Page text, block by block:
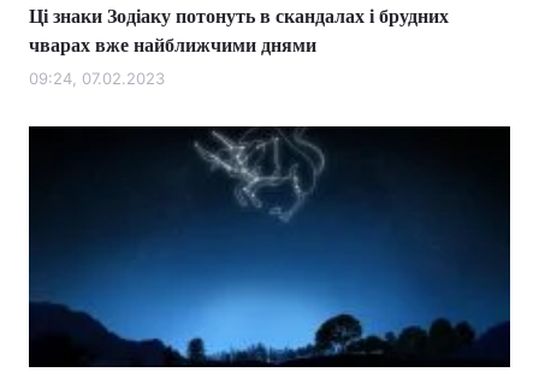
Ці знаки Зодіаку потонуть в скандалах і брудних
чварах вже найближчими днями
09:24, 07.02.2023